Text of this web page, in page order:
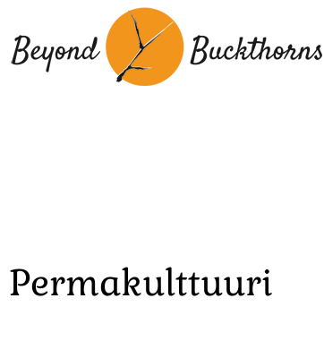
pääsisältöön
Permakulttuuri